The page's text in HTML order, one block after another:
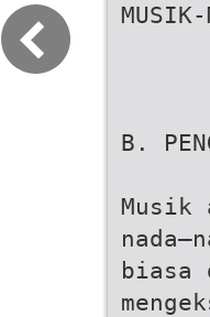
B.
Musik
biasa